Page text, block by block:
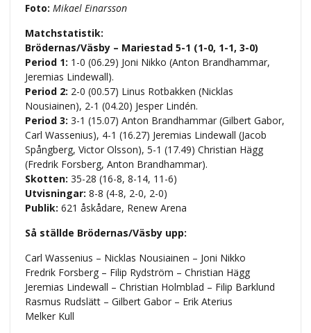
Foto: Mikael Einarsson
Matchstatistik:
Brödernas/Väsby – Mariestad 5-1 (1-0, 1-1, 3-0)
Period 1: 1-0 (06.29) Joni Nikko (Anton Brandhammar,
Jeremias Lindewall).
Period 2: 2-0 (00.57) Linus Rotbakken (Nicklas
Nousiainen), 2-1 (04.20) Jesper Lindén.
Period 3: 3-1 (15.07) Anton Brandhammar (Gilbert Gabor,
Carl Wassenius), 4-1 (16.27) Jeremias Lindewall (Jacob
Spångberg, Victor Olsson), 5-1 (17.49) Christian Hägg
(Fredrik Forsberg, Anton Brandhammar).
Skotten: 35-28 (16-8, 8-14, 11-6)
Utvisningar: 8-8 (4-8, 2-0, 2-0)
Publik: 621 åskådare, Renew Arena
Så ställde Brödernas/Väsby upp:
Carl Wassenius – Nicklas Nousiainen – Joni Nikko
Fredrik Forsberg – Filip Rydström – Christian Hägg
Jeremias Lindewall – Christian Holmblad – Filip Barklund
Rasmus Rudslätt – Gilbert Gabor – Erik Aterius
Melker Kull